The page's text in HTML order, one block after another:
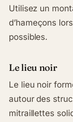
Utilisez un
d’hameçons
possibles.
Le lieu noir
Le lieu noir
autour des
mitraillettes